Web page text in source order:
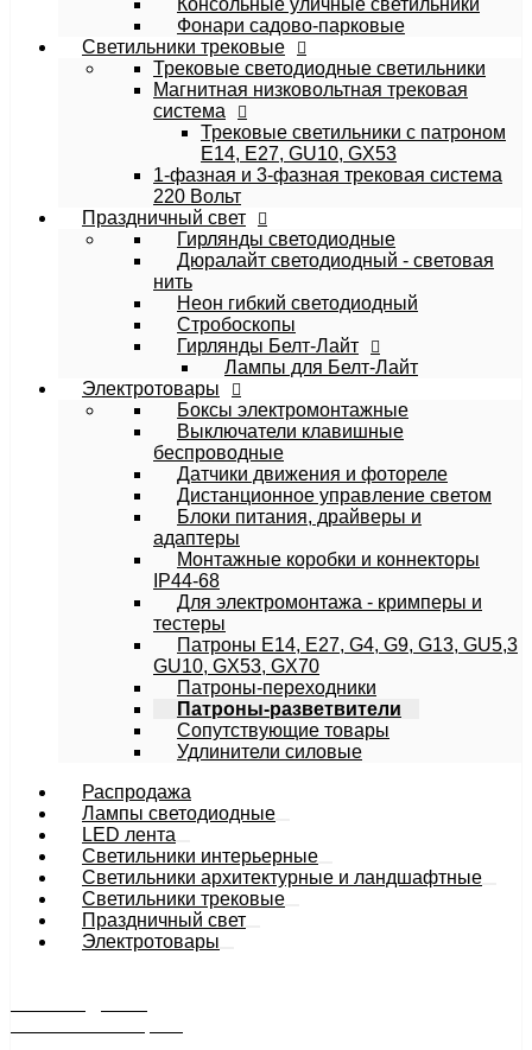
Консольные уличные светильники
Фонари садово-парковые
Cветильники трековые
Трековые светодиодные светильники
Магнитная низковольтная трековая
система
Трековые светильники с патроном
E14, E27, GU10, GX53
1-фазная и 3-фазная трековая система
220 Вольт
Праздничный свет
Гирлянды светодиодные
Дюралайт светодиодный - световая
нить
Неон гибкий светодиодный
Стробоскопы
Гирлянды Белт-Лайт
Лампы для Белт-Лайт
Электротовары
Боксы электромонтажные
Выключатели клавишные
беспроводные
Датчики движения и фотореле
Дистанционное управление светом
Блоки питания, драйверы и
адаптеры
Монтажные коробки и коннекторы
IP44-68
Для электромонтажа - кримперы и
тестеры
Патроны E14, E27, G4, G9, G13, GU5,3
GU10, GX53, GX70
Патроны-переходники
Патроны-разветвители
Сопутствующие товары
Удлинители силовые
Распродажа
Лампы светодиодные
LED лента
Светильники интерьерные
Светильники архитектурные и ландшафтные
Cветильники трековые
Праздничный свет
Электротовары